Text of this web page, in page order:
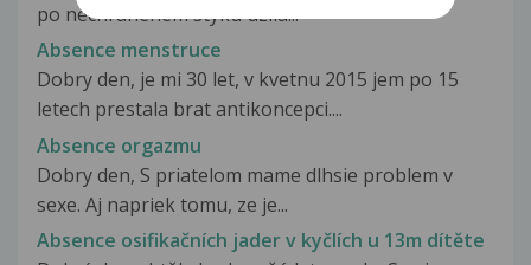
po nechranenem styku uzila...
Absence menstruce
Dobry den, je mi 30 let, v kvetnu 2015 jem po 15
letech prestala brat antikoncepci....
Absence orgazmu
Dobry den, S priatelom mame dlhsie problem v
sexe. Aj napriek tomu, ze je...
Absence osifikačních jader v kyčlích u 13m dítěte